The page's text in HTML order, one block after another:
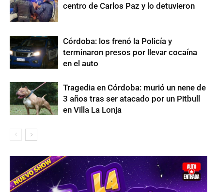
centro de Carlos Paz y lo detuvieron
Córdoba: los frenó la Policía y
terminaron presos por llevar cocaína
en el auto
Tragedia en Córdoba: murió un nene de
3 años tras ser atacado por un Pitbull
en Villa La Lonja